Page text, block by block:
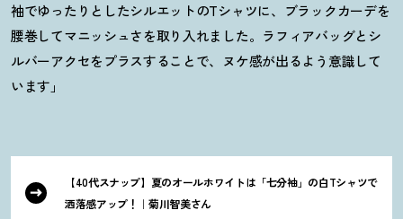
袖でゆったりとしたシルエットのTシャツに、ブラックカーデを
腰巻してマニッシュさを取り入れました。ラフィアバッグとシ
ルバーアクセをプラスすることで、ヌケ感が出るよう意識して
います」
【40代スナップ】夏のオールホワイトは「七分袖」の白Tシャツで
洒落感アップ！ ｜菊川智美さん